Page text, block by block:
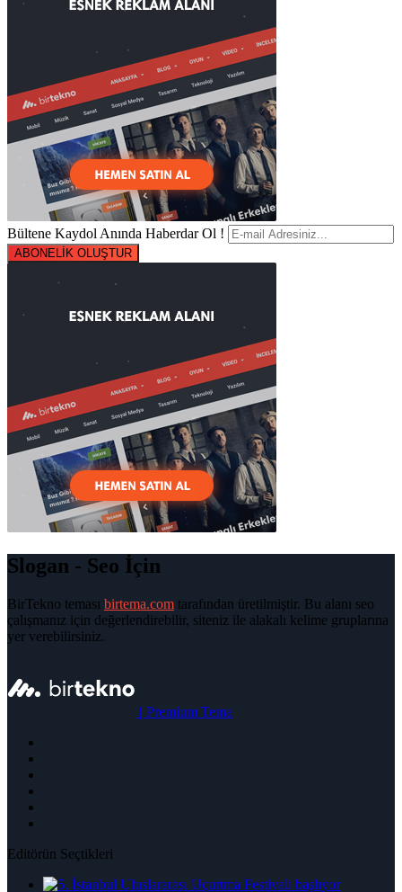
Bültene Kaydol Anında Haberdar Ol !
ABONELİK OLUŞTUR
Slogan - Seo İçin
BirTekno teması birtema.com tarafından üretilmiştir. Bu alanı seo
çalışmanız için değerlendirebilir, siteniz ile alakalı kelime gruplarına
yer verebilirsiniz.
| Premium Tema
Editörün Seçtikleri